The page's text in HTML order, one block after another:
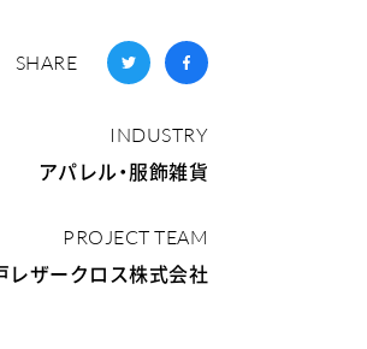
SHARE
INDUSTRY
アパレル・服飾雑貨
PROJECT TEAM
レザークロス株式会社